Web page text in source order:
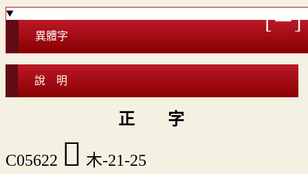
異體字
說 明
正 字
C05622 𣡧 木-21-25